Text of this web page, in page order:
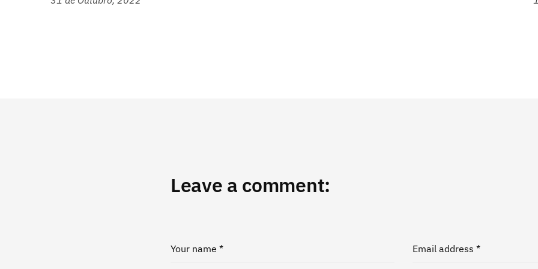
Leave a comment:
Your name * Email address *